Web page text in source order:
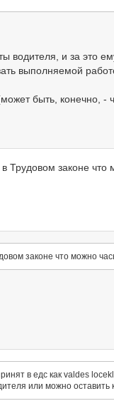
водителя, и за это
выполняемой
быть, конечно, -
Трудовом законе
законе что можно
в едс как valdes
или можно оставить